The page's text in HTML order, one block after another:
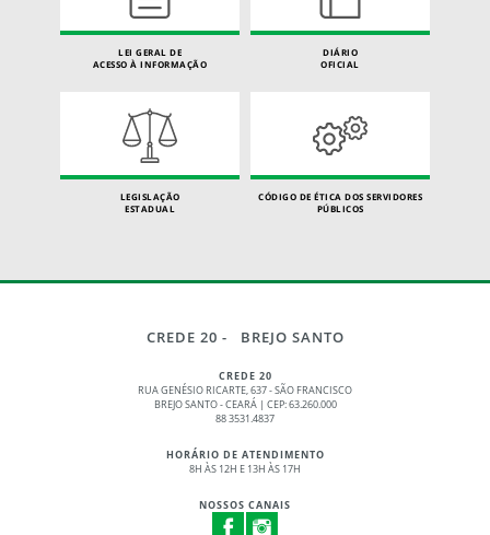
LEI GERAL DE
ACESSO À INFORMAÇÃO
DIÁRIO
OFICIAL
LEGISLAÇÃO
ESTADUAL
CÓDIGO DE ÉTICA DOS SERVIDORES
PÚBLICOS
CREDE 20 - BREJO SANTO
CREDE 20
RUA GENÉSIO RICARTE, 637 - SÃO FRANCISCO
BREJO SANTO - CEARÁ | CEP: 63.260.000
88 3531.4837
HORÁRIO DE ATENDIMENTO
8H ÀS 12H E 13H ÀS 17H
NOSSOS CANAIS